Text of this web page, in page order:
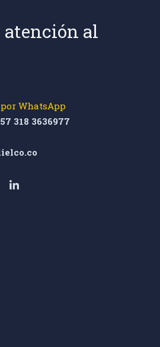
atención al
WhatsApp
318 3636977